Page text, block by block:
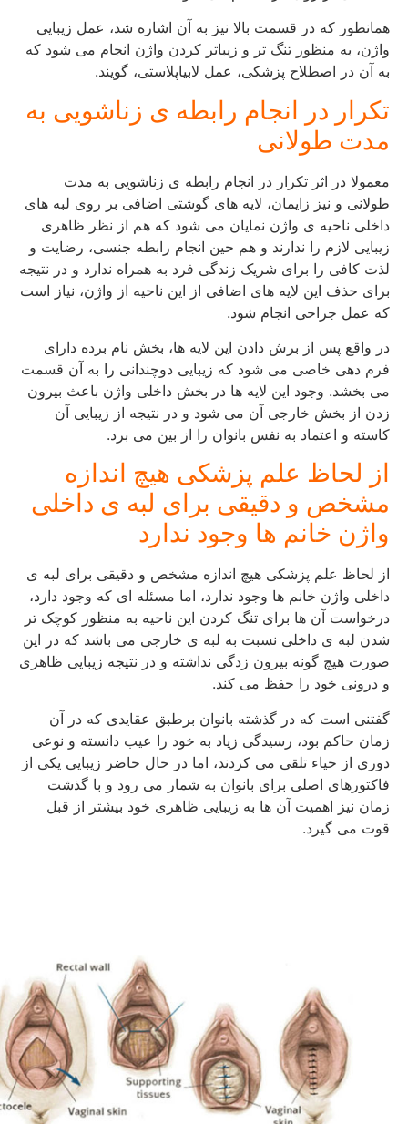
همانطور که در قسمت بالا نیز به آن اشاره شد، عمل زیبایی
واژن، به منظور تنگ تر و زیباتر کردن واژن انجام می شود که
به آن در اصطلاح پزشکی، عمل لابیاپلاستی، گویند.
تکرار در انجام رابطه ی زناشویی به
مدت طولانی
معمولا در اثر تکرار در انجام رابطه ی زناشویی به مدت
طولانی و نیز زایمان، لایه های گوشتی اضافی بر روی لبه های
داخلی ناحیه ی واژن نمایان می شود که هم از نظر ظاهری
زیبایی لازم را ندارند و هم حین انجام رابطه جنسی، رضایت و
لذت کافی را برای شریک زندگی فرد به همراه ندارد و در نتیجه
برای حذف این لایه های اضافی از این ناحیه از واژن، نیاز است
که عمل جراحی انجام شود.
در واقع پس از برش دادن این لایه ها، بخش نام برده دارای
فرم دهی خاصی می شود که زیبایی دوچندانی را به آن قسمت
می بخشد. وجود این لایه ها در بخش داخلی واژن باعث بیرون
زدن از بخش خارجی آن می شود و در نتیجه از زیبایی آن
کاسته و اعتماد به نفس بانوان را از بین می برد.
از لحاظ علم پزشکی هیچ اندازه
مشخص و دقیقی برای لبه ی داخلی
واژن خانم ها وجود ندارد
از لحاظ علم پزشکی هیچ اندازه مشخص و دقیقی برای لبه ی
داخلی واژن خانم ها وجود ندارد، اما مسئله ای که وجود دارد،
درخواست آن ها برای تنگ کردن این ناحیه به منظور کوچک تر
شدن لبه ی داخلی نسبت به لبه ی خارجی می باشد که در این
صورت هیچ گونه بیرون زدگی نداشته و در نتیجه زیبایی ظاهری
و درونی خود را حفظ می کند.
گفتنی است که در گذشته بانوان برطبق عقایدی که در آن
زمان حاکم بود، رسیدگی زیاد به خود را عیب دانسته و نوعی
دوری از حیاء تلقی می کردند، اما در حال حاضر زیبایی یکی از
فاکتورهای اصلی برای بانوان به شمار می رود و با گذشت
زمان نیز اهمیت آن ها به زیبایی ظاهری خود بیشتر از قبل
قوت می گیرد.